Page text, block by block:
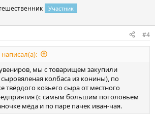
Можно называть и так, и так. Главной
площади является Собор
Богородицы, высотой 74 метра и
богослужений порядка 2000
вложение 14112
14113
14114 Посмотреть вложение
14116Посмотреть вложение
14118
14112
14113
Участник
#4
мы с товарищем закупили
сыровяленая колбаса из конины), по
твёрдого козьего сыра от местного
(с самым большим поголовьем
мёда и по паре пачек иван-чая.